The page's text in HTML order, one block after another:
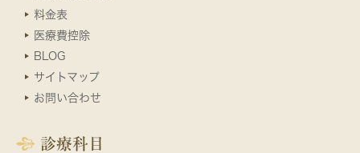
料金表
医療費控除
BLOG
サイトマップ
お問い合わせ
診療科目